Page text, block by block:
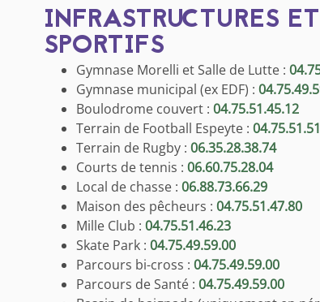
INFRASTRUCTURES
SPORTIFS
Gymnase Morelli et Salle de Lutte :
Gymnase municipal (ex EDF) :
Boulodrome couvert : 04.75.51.45.12
Terrain de Football Espeyte :
Terrain de Rugby : 06.35.28.38.74
Courts de tennis : 06.60.75.28.04
Local de chasse : 06.88.73.66.29
Maison des pêcheurs : 04.75.51.47.80
Mille Club : 04.75.51.46.23
Skate Park : 04.75.49.59.00
Parcours bi-cross : 04.75.49.59.00
Parcours de Santé : 04.75.49.59.00